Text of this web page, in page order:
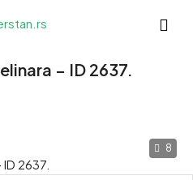
– ID 2637.
8